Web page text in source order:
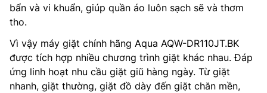
bẩn và vi khuẩn, giúp quần áo luôn sạch sẽ và thơm
tho.
Vì vậy máy giặt chính hãng Aqua AQW-DR110JT.BK
được tích hợp nhiều chương trình giặt khác nhau. Đáp
ứng linh hoạt nhu cầu giặt giũ hàng ngày. Từ giặt
nhanh, giặt thường, giặt đồ dày đến giặt chăn mền,